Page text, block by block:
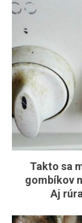
Takto sa
gombíkov
Aj